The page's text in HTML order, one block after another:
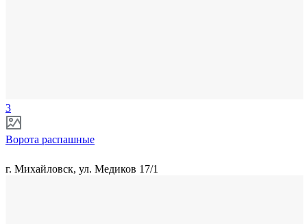
3
Ворота распашные
г. Михайловск, ул. Медиков 17/1